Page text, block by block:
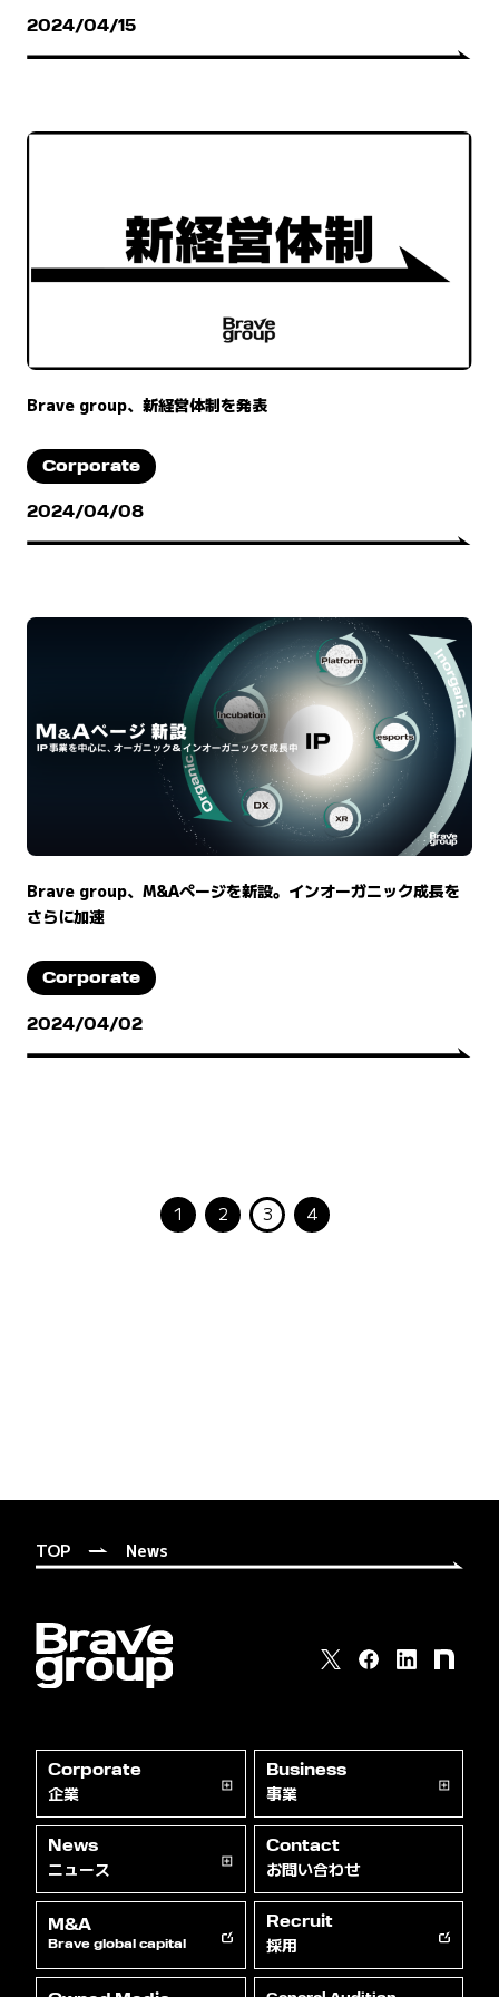
2024/04/15
Brave group、新経営体制を発表
Corporate
2024/04/08
Brave group、M&Aページを新設。インオーガニック成長を
さらに加速
Corporate
2024/04/02
1 2 3 4
TOP News
Corporate
企業
Business
事業
News
ニュース
Contact
お問い合わせ
M&A
Brave global capital
Recruit
採用